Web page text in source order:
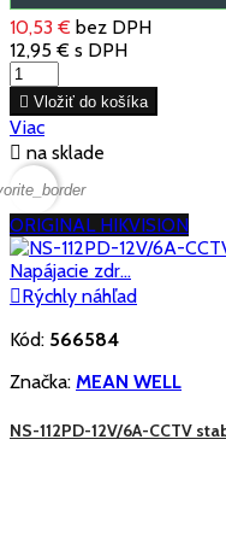
10,53 € bez DPH
12,95 € s DPH
 Vložiť do košíka
Viac
 na sklade
ORIGINAL HIKVISION
Rýchly náhľad
Kód: 566584
Značka: MEAN WELL
NS-112PD-12V/6A-CCTV